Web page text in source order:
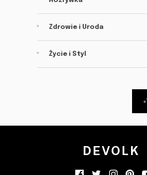
Zdrowie i Uroda
Życie i Styl
DEVOLK